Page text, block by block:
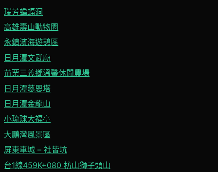
瑞芳蝙蝠洞
高雄壽山動物園
永鎮濱海遊憩區
日月潭文武廟
苗栗三義鄉溫馨休閒農場
日月潭慈恩塔
日月潭金龍山
小琉球大福亭
大鵬灣風景區
屏東車城 – 社皆坑
台1線459K+080 枋山獅子頭山